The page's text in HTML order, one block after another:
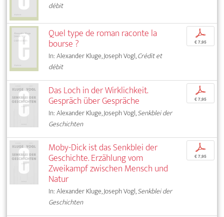
débit
Quel type de roman raconte la
bourse ?
In: Alexander Kluge, Joseph Vogl,Crédit et
débit
p
€ 7,95
Das Loch in der Wirklichkeit.
Gespräch über Gespräche
In: Alexander Kluge, Joseph Vogl,Senkblei der
Geschichten
p
€ 7,95
Moby-Dick ist das Senkblei der
Geschichte. Erzählung vom
Zweikampf zwischen Mensch und
Natur
In: Alexander Kluge, Joseph Vogl,Senkblei der
Geschichten
p
€ 7,95